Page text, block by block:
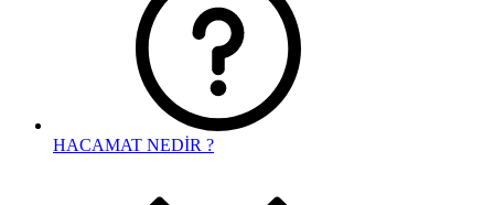
HACAMAT NEDİR ?